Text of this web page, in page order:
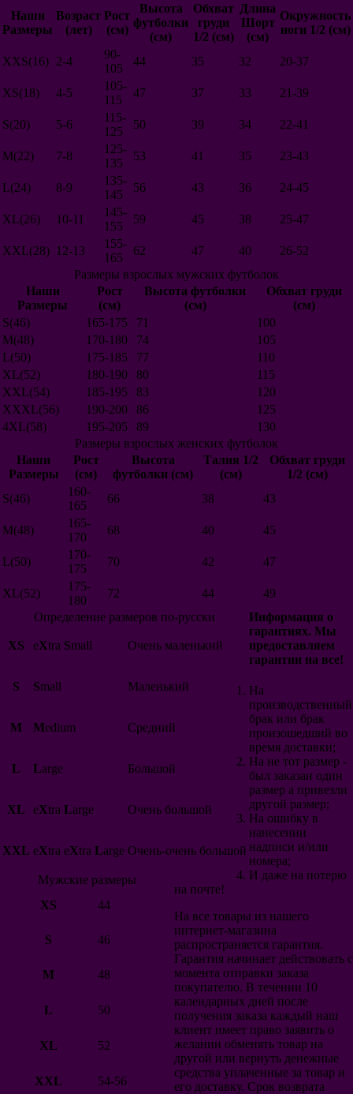
Перу
Коста-Рика
Швейцария
Сербия
Корея
Китай
Тунис
Сенегал
Панама
Египет
Дания
Саудовская Аравия
Иран
Марокко
Чили
Турция
Ирландия
Чехия
Словакия
Венгрия
Северная Ирландия
Австрия
Финляндия
Албания
Шотландия
Норвегия
США
Македония
Новая Зеландия
Катар
Сборные
Нидерланды
Португалия
Бельгия
Испания
Англия
Колумбия
Хорватия
Исландия
Коста-Рика
Корея
Австралия
Саудовская Аравия
Иран
Чили
Ирландия
Чехия
Наши
Размеры
Возраст
(лет)
Рост
(см)
Высота
футболки
(см)
Обхват
груди
1/2 (см)
Длина
Шорт
(см)
Окружность
ноги 1/2 (см)
XXS(16) 2-4
90-
105
44 35 32 20-37
XS(18) 4-5
105-
115
47 37 33 21-39
S(20) 5-6
115-
125
50 39 34 22-41
M(22) 7-8
125-
135
53 41 35 23-43
L(24) 8-9
135-
145
56 43 36 24-45
XL(26) 10-11
145-
155
59 45 38 25-47
XXL(28) 12-13
155-
165
62 47 40
26-52
Размеры взрослых мужских футболок
Наши
Размеры
Рост
(см)
Высота футболки
(см)
Обхват груди
(см)
S(46)
165-175 71
100
M(48)
170-180 74
105
L(50)
175-185 77
110
XL(52)
180-190 80
115
XXL(54)
185-195 83
120
XXXL(56)
190-200 86
125
4XL(58)
195-205 89
130
Размеры взрослых женских футболок
Наши
Размеры
Рост
(см)
Высота
футболки (см)
Талия 1/2
(см)
Обхват груди
1/2 (см)
S(46)
160-
165
66 38 43
M(48)
165-
170
68 40 45
L(50)
170-
175
70 42 47
XL(52)
175-
180
72 44
49
Определение размеров по-русски
XS eXtra Small Очень маленький
S Small Маленький
M Medium Средний
L Large Большой
XL eXtra Large Очень большой
XXL eXtra eXtra Large Очень-очень большой
Мужские размеры
XS
44
S 46
M 48
L 50
XL 52
XXL 54-56
Информация о
гарантиях. Мы
предоставляем
гарантии на все!
На
производственный
брак или брак
произошедший во
время доставки;
На не тот размер -
был заказан один
размер а привезли
другой размер;
На ошибку в
нанесении
надписи и/или
номера;
И даже на потерю
на почте!
На все товары из нашего
интернет-магазина
распространяется гарантия.
Гарантия начинает действовать с
момента отправки заказа
покупателю. В течении 10
календарных дней после
получения заказа каждый наш
клиент имеет право заявить о
желании обменять товар на
другой или вернуть денежные
средства уплаченные за товар и
его доставку. Срок возврата